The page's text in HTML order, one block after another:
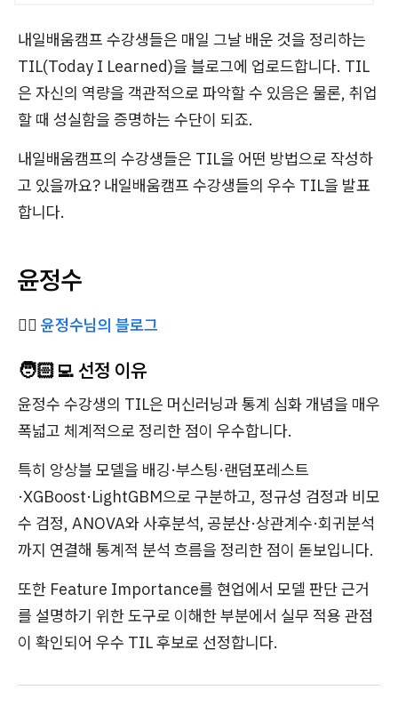
내일배움캠프 수강생들은 매일 그날 배운 것을 정리하는
TIL(Today I Learned)을 블로그에 업로드합니다. TIL
은 자신의 역량을 객관적으로 파악할 수 있음은 물론, 취업
할 때 성실함을 증명하는 수단이 되죠.
내일배움캠프의 수강생들은 TIL을 어떤 방법으로 작성하
고 있을까요? 내일배움캠프 수강생들의 우수 TIL을 발표
합니다.
윤정수
✍🏻 윤정수님의 블로그
🧑🏻‍💻 선정 이유
윤정수 수강생의 TIL은 머신러닝과 통계 심화 개념을 매우
폭넓고 체계적으로 정리한 점이 우수합니다.
특히 앙상블 모델을 배깅·부스팅·랜덤포레스트
·XGBoost·LightGBM으로 구분하고, 정규성 검정과 비모
수 검정, ANOVA와 사후분석, 공분산·상관계수·회귀분석
까지 연결해 통계적 분석 흐름을 정리한 점이 돋보입니다.
또한 Feature Importance를 현업에서 모델 판단 근거
를 설명하기 위한 도구로 이해한 부분에서 실무 적용 관점
이 확인되어 우수 TIL 후보로 선정합니다.